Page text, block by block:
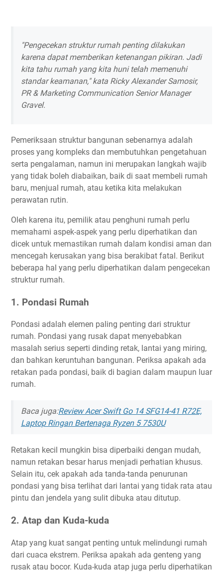
"Pengecekan struktur rumah penting dilakukan
karena dapat memberikan ketenangan pikiran. Jadi
kita tahu rumah yang kita huni telah memenuhi
standar keamanan," kata Ricky Alexander Samosir,
PR & Marketing Communication Senior Manager
Gravel.
Pemeriksaan struktur bangunan sebenarnya adalah
proses yang kompleks dan membutuhkan pengetahuan
serta pengalaman, namun ini merupakan langkah wajib
yang tidak boleh diabaikan, baik di saat membeli rumah
baru, menjual rumah, atau ketika kita melakukan
perawatan rutin.
Oleh karena itu, pemilik atau penghuni rumah perlu
memahami aspek-aspek yang perlu diperhatikan dan
dicek untuk memastikan rumah dalam kondisi aman dan
mencegah kerusakan yang bisa berakibat fatal. Berikut
beberapa hal yang perlu diperhatikan dalam pengecekan
struktur rumah.
1. Pondasi Rumah
Pondasi adalah elemen paling penting dari struktur
rumah. Pondasi yang rusak dapat menyebabkan
masalah serius seperti dinding retak, lantai yang miring,
dan bahkan keruntuhan bangunan. Periksa apakah ada
retakan pada pondasi, baik di bagian dalam maupun luar
rumah.
Baca juga:Review Acer Swift Go 14 SFG14-41 R72E,
Laptop Ringan Bertenaga Ryzen 5 7530U
Retakan kecil mungkin bisa diperbaiki dengan mudah,
namun retakan besar harus menjadi perhatian khusus.
Selain itu, cek apakah ada tanda-tanda penurunan
pondasi yang bisa terlihat dari lantai yang tidak rata atau
pintu dan jendela yang sulit dibuka atau ditutup.
2. Atap dan Kuda-kuda
Atap yang kuat sangat penting untuk melindungi rumah
dari cuaca ekstrem. Periksa apakah ada genteng yang
rusak atau bocor. Kuda-kuda atap juga perlu diperhatikan